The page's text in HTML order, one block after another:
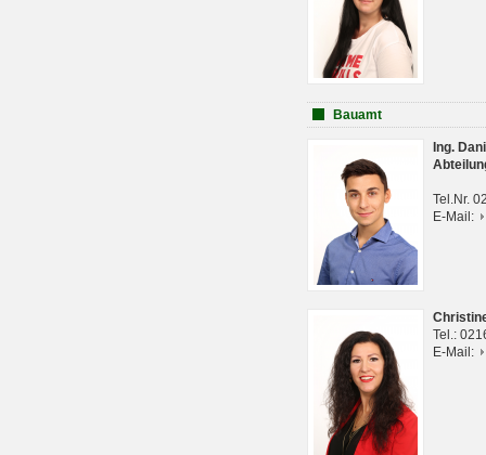
Bauamt
Ing.
Tel.Nr.
E-Mail:
Tel.:
E-Mail: